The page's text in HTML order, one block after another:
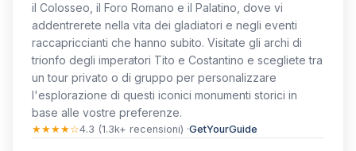
il Colosseo, il Foro Romano e il Palatino, dove vi
addentrerete nella vita dei gladiatori e negli eventi
raccapriccianti che hanno subito. Visitate gli archi di
trionfo degli imperatori Tito e Costantino e scegliete tra
un tour privato o di gruppo per personalizzare
l'esplorazione di questi iconici monumenti storici in
base alle vostre preferenze.
★★★★☆4.3 (1.3k+ recensioni) ·GetYourGuide